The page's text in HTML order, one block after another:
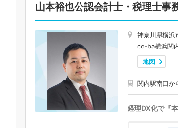
山本裕也公認会計士・税理士事
神奈川県横浜
co-ba横浜関
地図
関内駅南口か
経理DX化で『